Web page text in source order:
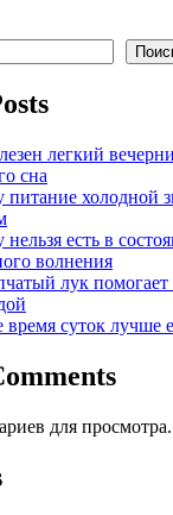
легкий
сна
питание холодной
есть в
волнения
лук помогает
время суток лучше
для просмотра.